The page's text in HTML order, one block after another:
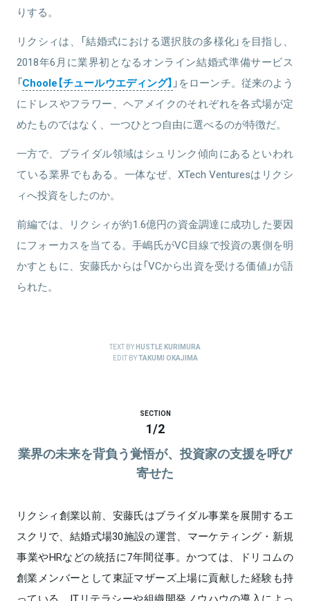
りする。
リクシィは、「結婚式における選択肢の多様化」を目指し、
2018年6月に業界初となるオンライン結婚式準備サービス
「Choole【チュールウエディング】 」をローンチ。従来のよう
にドレスやフラワー、ヘアメイクのそれぞれを各式場が定
めたものではなく、一つひとつ自由に選べるのが特徴だ。
一方で、ブライダル領域はシュリンク傾向にあるといわれ
ている業界でもある。一体なぜ、XTech Venturesはリクシ
ィへ投資をしたのか。
前編では、リクシィが約1.6億円の資金調達に成功した要因
にフォーカスを当てる。手嶋氏がVC目線で投資の裏側を明
かすともに、安藤氏からは「VCから出資を受ける価値」が語
られた。
TEXT BYHUSTLE KURIMURA
EDIT BYTAKUMI OKAJIMA
SECTION
1/2
業界の未来を背負う覚悟が、投資家の支援を呼び
寄せた
リクシィ創業以前、安藤氏はブライダル事業を展開するエ
スクリで、結婚式場30施設の運営、マーケティング・新規
事業やHRなどの統括に7年間従事。かつては、ドリコムの
創業メンバーとして東証マザーズ上場に貢献した経験も持